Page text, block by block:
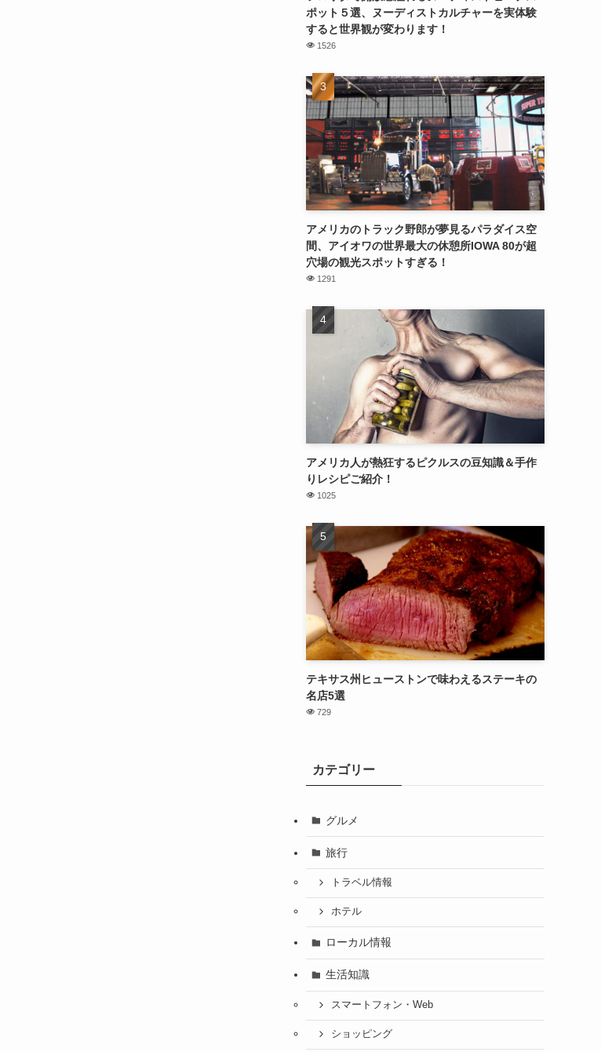
ポット５選、ヌーディストカルチャーを実体験
すると世界観が変わります！
1526
アメリカのトラック野郎が夢見るパラダイス空
間、アイオワの世界最大の休憩所IOWA 80が超
穴場の観光スポットすぎる！
1291
アメリカ人が熱狂するピクルスの豆知識＆手作
りレシピご紹介！
1025
テキサス州ヒューストンで味わえるステーキの
名店5選
729
カテゴリー
グルメ
旅行
トラベル情報
ホテル
ローカル情報
生活知識
スマートフォン・Web
ショッピング